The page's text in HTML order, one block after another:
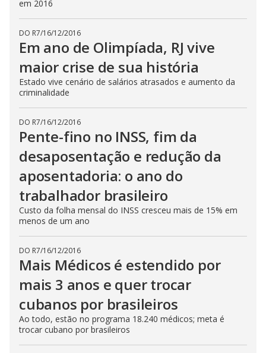
em 2016
DO R7/16/12/2016
Em ano de Olimpíada, RJ vive
maior crise de sua história
Estado vive cenário de salários atrasados e aumento da
criminalidade
DO R7/16/12/2016
Pente-fino no INSS, fim da
desaposentação e redução da
aposentadoria: o ano do
trabalhador brasileiro
Custo da folha mensal do INSS cresceu mais de 15% em
menos de um ano
DO R7/16/12/2016
Mais Médicos é estendido por
mais 3 anos e quer trocar
cubanos por brasileiros
Ao todo, estão no programa 18.240 médicos; meta é
trocar cubano por brasileiros